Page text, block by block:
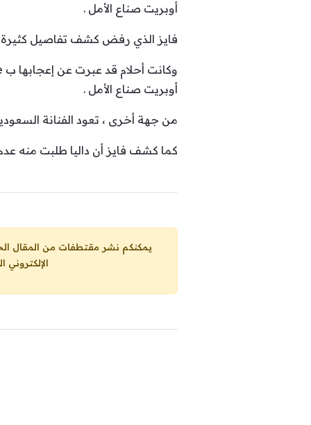
أوبريت صناع الأمل .
فايز الذي رفض كشف تفاصيل كثيرة عن
أوبريت صناع الأمل .
من جهة أخرى ، تعود الفنانة
كما كشف فايز أن داليا طلبت منه
يمكنكم نشر مقتطفات من المقال الحاضر، ما حده الاقصى 25% من مجموع